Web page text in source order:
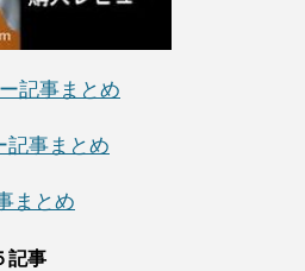
記事まとめ
記事まとめ
まとめ
記事